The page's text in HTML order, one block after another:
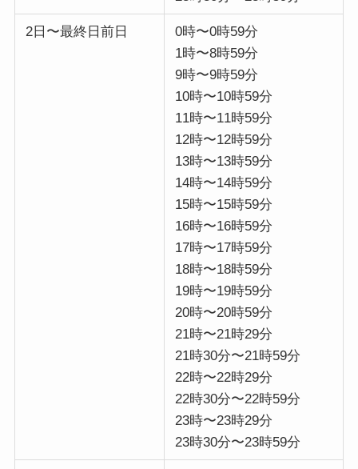
2日〜最終日前日
0時〜0時59分
1時〜8時59分
9時〜9時59分
10時〜10時59分
11時〜11時59分
12時〜12時59分
13時〜13時59分
14時〜14時59分
15時〜15時59分
16時〜16時59分
17時〜17時59分
18時〜18時59分
19時〜19時59分
20時〜20時59分
21時〜21時29分
21時30分〜21時59分
22時〜22時29分
22時30分〜22時59分
23時〜23時29分
23時30分〜23時59分